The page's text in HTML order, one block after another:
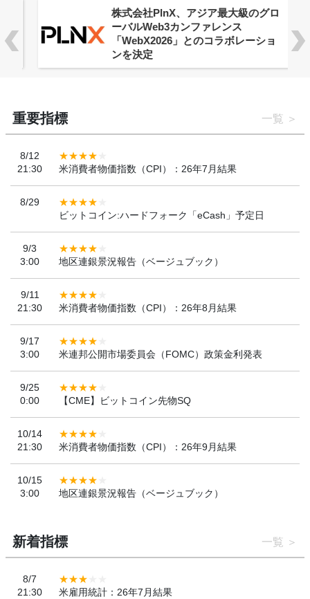
株式会社PlnX、アジア最大級のグロ
ーバルWeb3カンファレンス
「WebX2026」とのコラボレーショ
ンを決定
重要指標 一覧
8/12
21:30
米消費者物価指数（CPI）：26年7月結果
8/29
ビットコイン:ハードフォーク「eCash」予定日
9/3
3:00
地区連銀景況報告（ベージュブック）
9/11
21:30
米消費者物価指数（CPI）：26年8月結果
9/17
3:00
米連邦公開市場委員会（FOMC）政策金利発表
9/25
0:00
【CME】ビットコイン先物SQ
10/14
21:30
米消費者物価指数（CPI）：26年9月結果
10/15
3:00
地区連銀景況報告（ベージュブック）
新着指標 一覧
8/7
21:30
米雇用統計：26年7月結果